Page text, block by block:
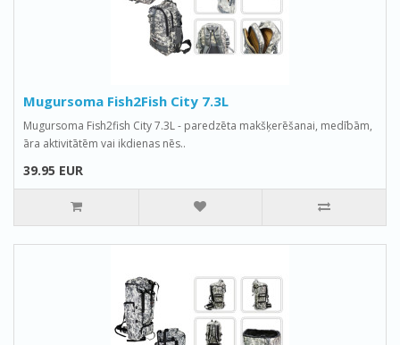
Mugursoma Fish2Fish City 7.3L
Mugursoma Fish2fish City 7.3L - paredzēta makšķerēšanai, medībām,
āra aktivitātēm vai ikdienas nēs..
39.95 EUR